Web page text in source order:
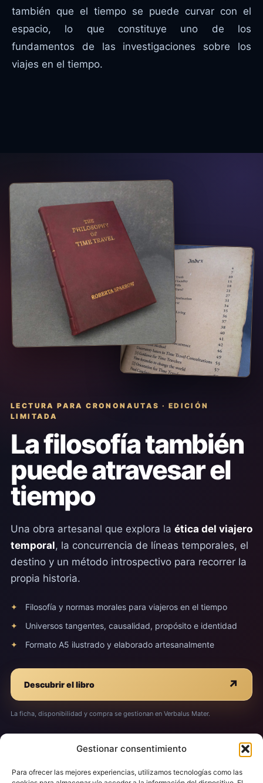
Gestionar consentimiento
Para ofrecer las mejores experiencias, utilizamos tecnologías como las
también que el tiempo se puede curvar con el
espacio, lo que constituye uno de los
fundamentos de las investigaciones sobre los
viajes en el tiempo.
LECTURA PARA CRONONAUTAS · EDICIÓN
LIMITADA
La filosofía también
puede atravesar el
tiempo
Una obra artesanal que explora la ética del viajero
temporal, la concurrencia de líneas temporales, el
destino y un método introspectivo para recorrer la
propia historia.
Filosofía y normas morales para viajeros en el tiempo
Universos tangentes, causalidad, propósito e identidad
Formato A5 ilustrado y elaborado artesanalmente
Descubrir el libro ↗
La ficha, disponibilidad y compra se gestionan en Verbalus Mater.